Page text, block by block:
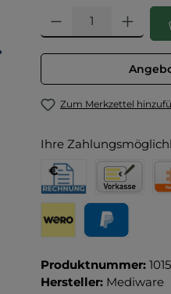
Produkt Anzahl: Gib
Zum Merkzettel
Ihre
Rechnung fürVorkasse
Produktnummer:
Hersteller: Mediware